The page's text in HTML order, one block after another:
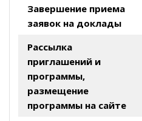
Завершение приема
заявок на доклады
Рассылка
приглашений и
программы,
размещение
программы на сайте